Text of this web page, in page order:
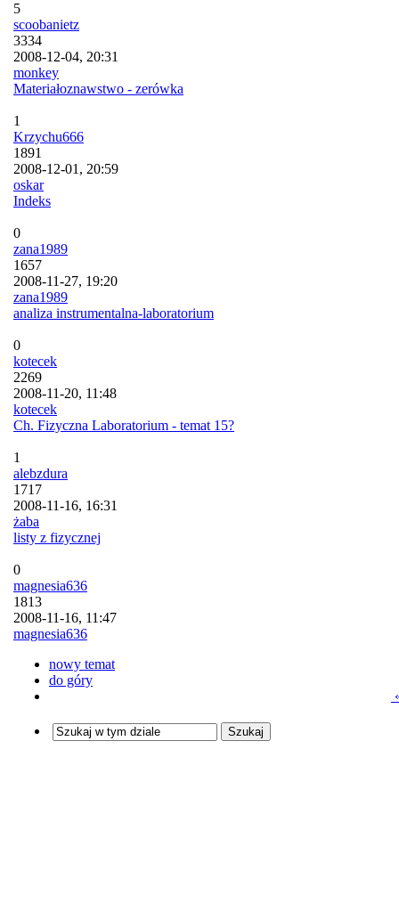
5
scoobanietz
3334
2008-12-04, 20:31
monkey
Materiałoznawstwo - zerówka
1
Krzychu666
1891
2008-12-01, 20:59
oskar
Indeks
0
zana1989
1657
2008-11-27, 19:20
zana1989
analiza instrumentalna-laboratorium
0
kotecek
2269
2008-11-20, 11:48
kotecek
Ch. Fizyczna Laboratorium - temat 15?
1
alebzdura
1717
2008-11-16, 16:31
żaba
listy z fizycznej
0
magnesia636
1813
2008-11-16, 11:47
magnesia636
nowy temat
do góry